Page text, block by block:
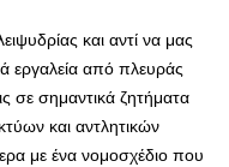
και αντί να μας
εργαλεία από πλευράς
σε σημαντικά ζητήματα
και αντλητικών
με ένα νομοσχέδιο που